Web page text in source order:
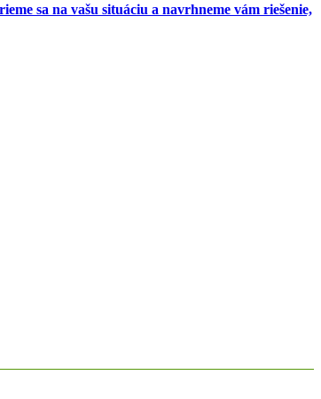
sa na vašu situáciu a navrhneme vám riešenie,